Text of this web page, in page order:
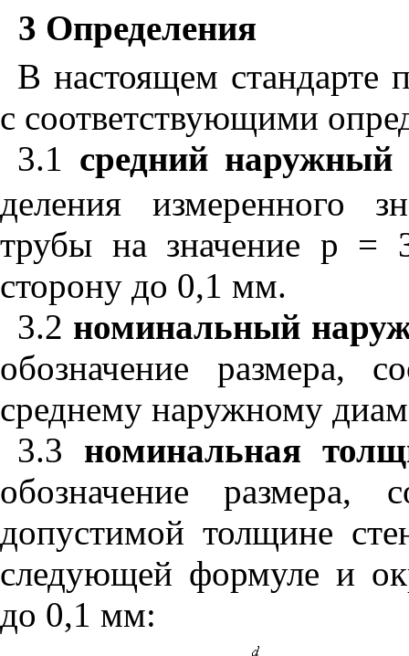
3 Определения
В настоящем
с соответствующими
3.1 средний
деления измеренного
трубы на значение p =
сторону до 0,1 мм.
3.2 номинальный
обозначение размера,
среднему наружному
3.3 номинальная
обозначение размера,
допустимой толщине
следующей формуле и
до 0,1 мм: